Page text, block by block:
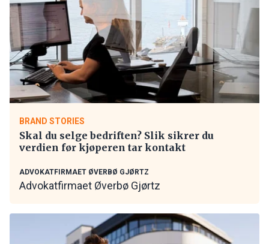
BRAND STORIES
Skal du selge bedriften? Slik sikrer du
verdien før kjøperen tar kontakt
ADVOKATFIRMAET ØVERBØ GJØRTZ
Advokatfirmaet Øverbø Gjørtz